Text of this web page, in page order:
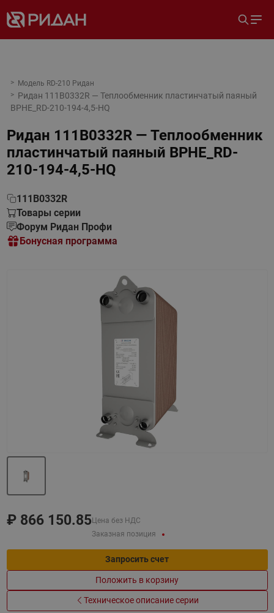
Модель RD-210 Ридан
Ридан 111B0332R — Теплообменник пластинчатый паяный
BPHE_RD-210-194-4,5-HQ
Ридан 111B0332R — Теплообменник
пластинчатый паяный BPHE_RD-
210-194-4,5-HQ
111B0332R
Товары серии
Форум Ридан Профи
Бонусная программа
₽ 866 150.85 Цена без НДС
Заказная позиция
Запросить счет
Положить в корзину
Техническое описание серии